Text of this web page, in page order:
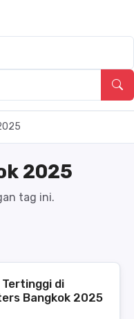
2025
tag ini.
di
Bangkok 2025